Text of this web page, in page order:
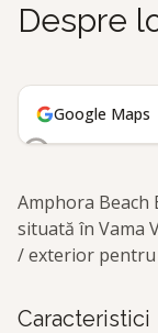
Despre
Google Maps
Amphora Beach
situată în Vama
/ exterior pentru
Caracteristici